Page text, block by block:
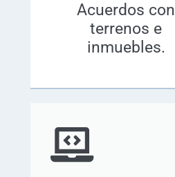
Acuerdos con
terrenos e
inmuebles.